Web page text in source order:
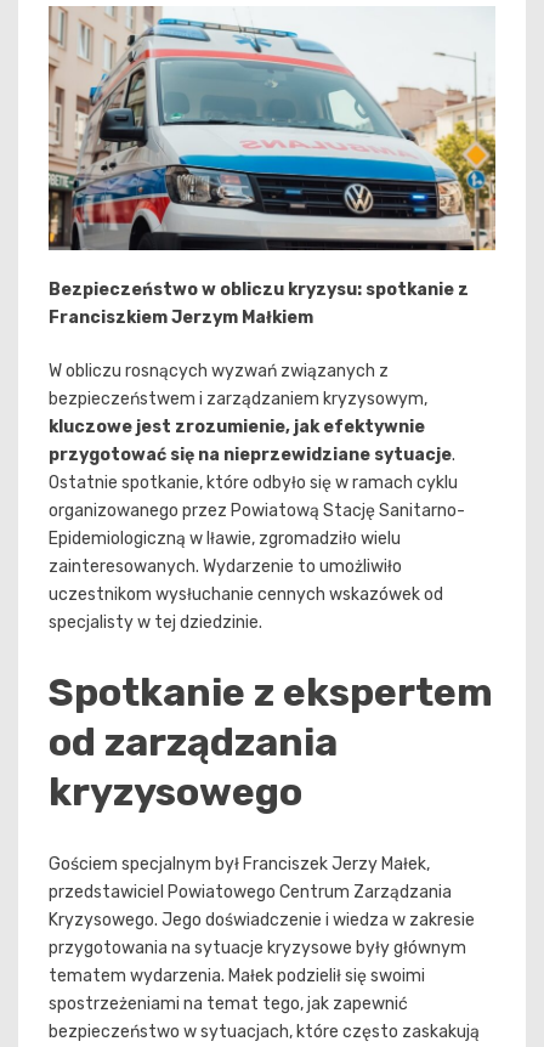
Bezpieczeństwo w obliczu kryzysu: spotkanie z
Franciszkiem Jerzym Małkiem
W obliczu rosnących wyzwań związanych z
bezpieczeństwem i zarządzaniem kryzysowym,
kluczowe jest zrozumienie, jak efektywnie
przygotować się na nieprzewidziane sytuacje.
Ostatnie spotkanie, które odbyło się w ramach cyklu
organizowanego przez Powiatową Stację Sanitarno-
Epidemiologiczną w Iławie, zgromadziło wielu
zainteresowanych. Wydarzenie to umożliwiło
uczestnikom wysłuchanie cennych wskazówek od
specjalisty w tej dziedzinie.
Spotkanie z ekspertem
od zarządzania
kryzysowego
Gościem specjalnym był Franciszek Jerzy Małek,
przedstawiciel Powiatowego Centrum Zarządzania
Kryzysowego. Jego doświadczenie i wiedza w zakresie
przygotowania na sytuacje kryzysowe były głównym
tematem wydarzenia. Małek podzielił się swoimi
spostrzeżeniami na temat tego, jak zapewnić
bezpieczeństwo w sytuacjach, które często zaskakują